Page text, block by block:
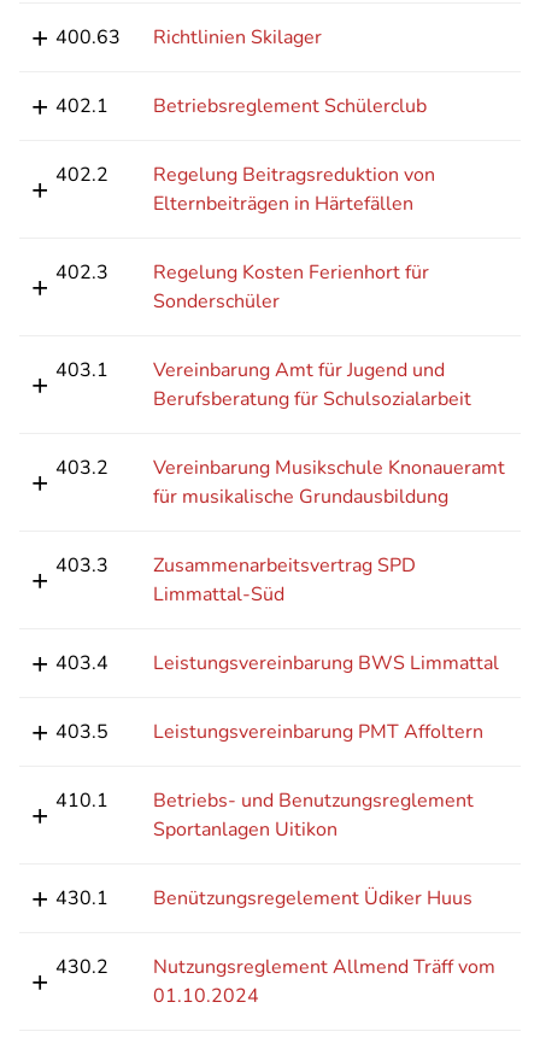
400.63 Richtlinien Skilager
402.1 Betriebsreglement Schülerclub
402.2
Regelung Beitragsreduktion von
Elternbeiträgen in Härtefällen
402.3
Regelung Kosten Ferienhort für
Sonderschüler
403.1
Vereinbarung Amt für Jugend und
Berufsberatung für Schulsozialarbeit
403.2
Vereinbarung Musikschule Knonaueramt
für musikalische Grundausbildung
403.3
Zusammenarbeitsvertrag SPD
Limmattal-Süd
403.4 Leistungsvereinbarung BWS Limmattal
403.5 Leistungsvereinbarung PMT Affoltern
410.1
Betriebs- und Benutzungsreglement
Sportanlagen Uitikon
430.1 Benützungsregelement Üdiker Huus
430.2
Nutzungsreglement Allmend Träff vom
01.10.2024